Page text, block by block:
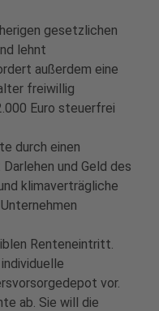
gesetzlichen
lehnt
außerdem eine
freiwillig
Euro steuerfrei
durch einen
und Geld des
klimaverträgliche
Renteneintritt.
vor.
ab. Sie will die